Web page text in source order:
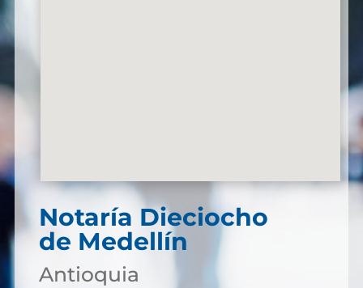
Notaría Dieciocho
de Medellín
Antioquia